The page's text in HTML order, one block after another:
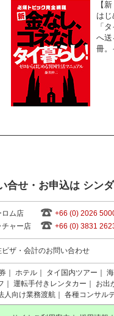
【
は
「
へ送
冊。
合せ・お申込は シン
ロム店
+66 (0) 2026
チャー店
+66 (0) 3831
ビザ・会計のお問い合わせ
ホテル タイ国内ツアー
運転手付きレンタカー
お出
人向け業務渡航
各種コンサル